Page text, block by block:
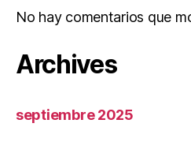
No hay comentarios que
Archives
septiembre 2025